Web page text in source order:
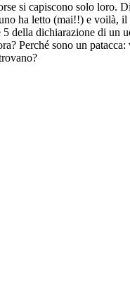
si capiscono solo
ha letto (mai!!) e
della dichiarazione di
Perché sono un